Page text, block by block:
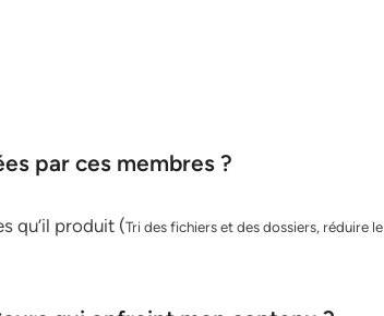
par ces membres ?
qu’il produit (Tri des fichiers et des dossiers, réduire le